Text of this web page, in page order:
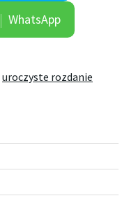
WhatsApp
uroczyste rozdanie